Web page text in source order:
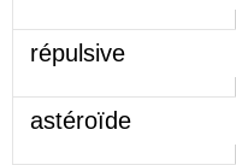
répulsive
astéroïde